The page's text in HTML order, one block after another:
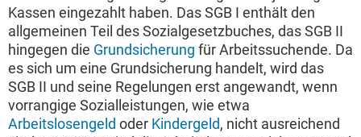
Kassen eingezahlt haben. Das SGB I enthält den
allgemeinen Teil des Sozialgesetzbuches, das SGB II
hingegen die Grundsicherung für Arbeitssuchende. Da
es sich um eine Grundsicherung handelt, wird das
SGB II und seine Regelungen erst angewandt, wenn
vorrangige Sozialleistungen, wie etwa
Arbeitslosengeld oder Kindergeld, nicht ausreichend